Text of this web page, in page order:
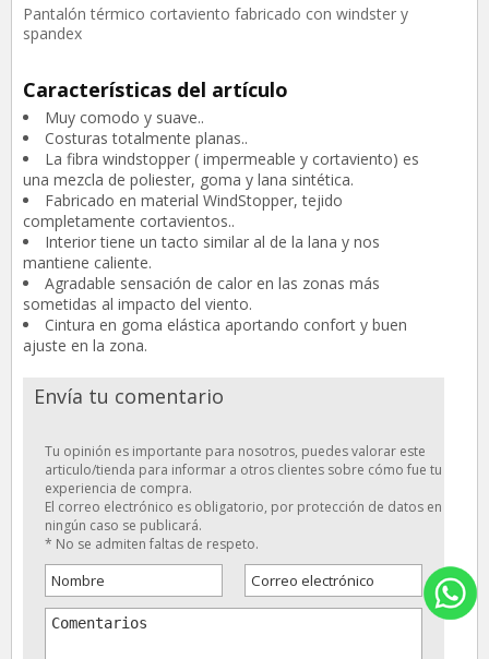
Pantalón térmico cortaviento fabricado con windster y
spandex
Características del artículo
Muy comodo y suave..
Costuras totalmente planas..
La fibra windstopper ( impermeable y cortaviento) es
una mezcla de poliester, goma y lana sintética.
Fabricado en material WindStopper, tejido
completamente cortavientos..
Interior tiene un tacto similar al de la lana y nos
mantiene caliente.
Agradable sensación de calor en las zonas más
sometidas al impacto del viento.
Cintura en goma elástica aportando confort y buen
ajuste en la zona.
Envía tu comentario
Tu opinión es importante para nosotros, puedes valorar este
articulo/tienda para informar a otros clientes sobre cómo fue tu
experiencia de compra.
El correo electrónico es obligatorio, por protección de datos en
ningún caso se publicará.
* No se admiten faltas de respeto.